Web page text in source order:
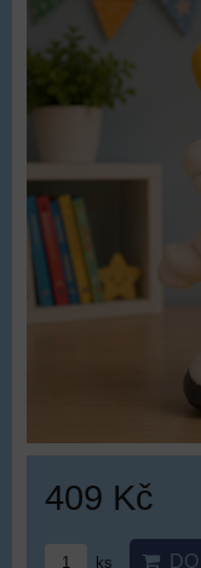
409 Kč
ks